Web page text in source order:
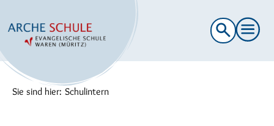
Suche
nach:
Sie sind hier: Schulintern